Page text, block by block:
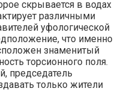
скрывается в водах
различными
уфологической
что именно
знаменитый
торсионного поля.
председатель
только жители